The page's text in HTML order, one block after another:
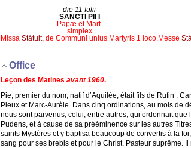
die 11 Iulii
SANCTI PII I
Papæ et Mart.
simplex
Missa Státuit, de Communi unius Martyris 1 loco.Messe
Office
Leçon des Matines avant 1960.
Pie, premier du nom, natif d’Aquilée, était fils de Rufin ;
Pieux et Marc-Aurèle. Dans cinq ordinations, au mois de
nous sont parvenus, celui, entre autres, qui ordonnait
Pudens, et à cause de sa prééminence sur les autres
saints Mystères et y baptisa beaucoup de convertis à la
sang pour ses brebis et pour le Christ, Pasteur suprême.